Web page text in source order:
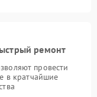
ремонт
провести
в кратчайшие